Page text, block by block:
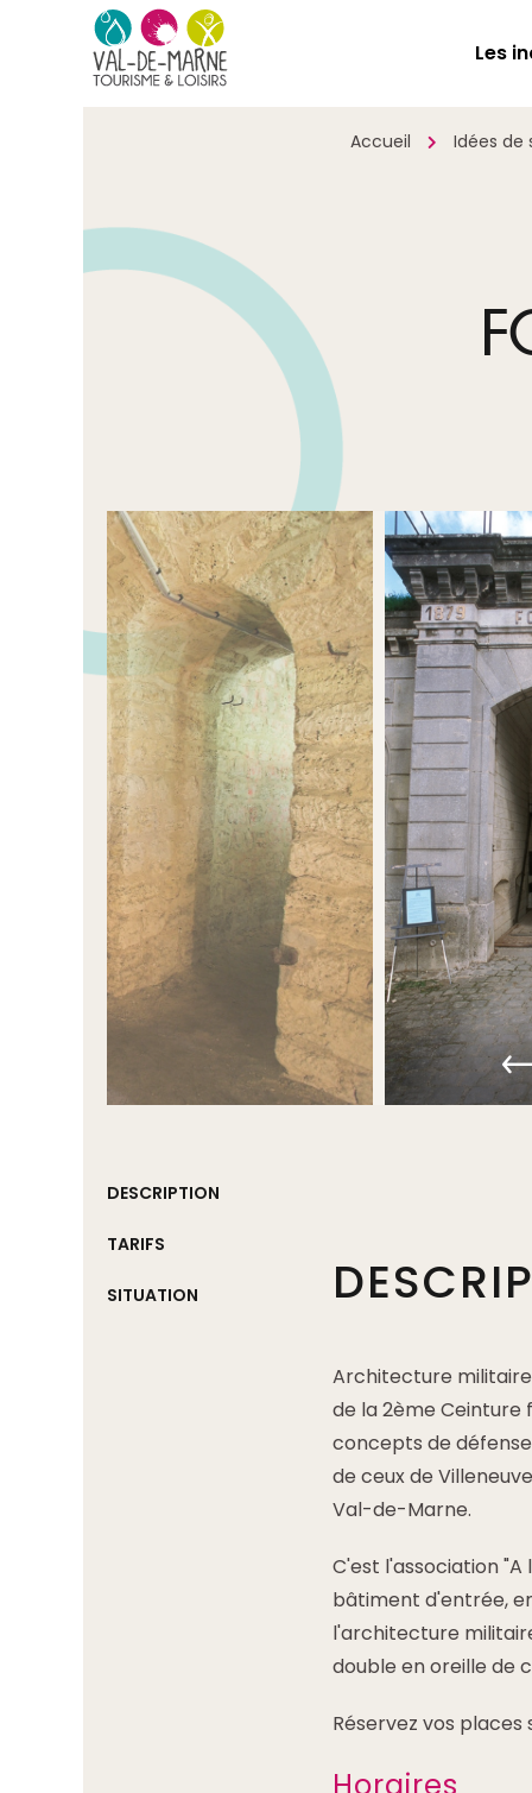
Les
Accueil Idées
DESCRIPTION
TARIFS
SITUATION
Architecture militaire
de la 2ème Ceinture
concepts de
de ceux de
Val-de-Marne.
C'est l'association "A
bâtiment d'entrée,
l'architecture
double en oreille de
Réservez vos